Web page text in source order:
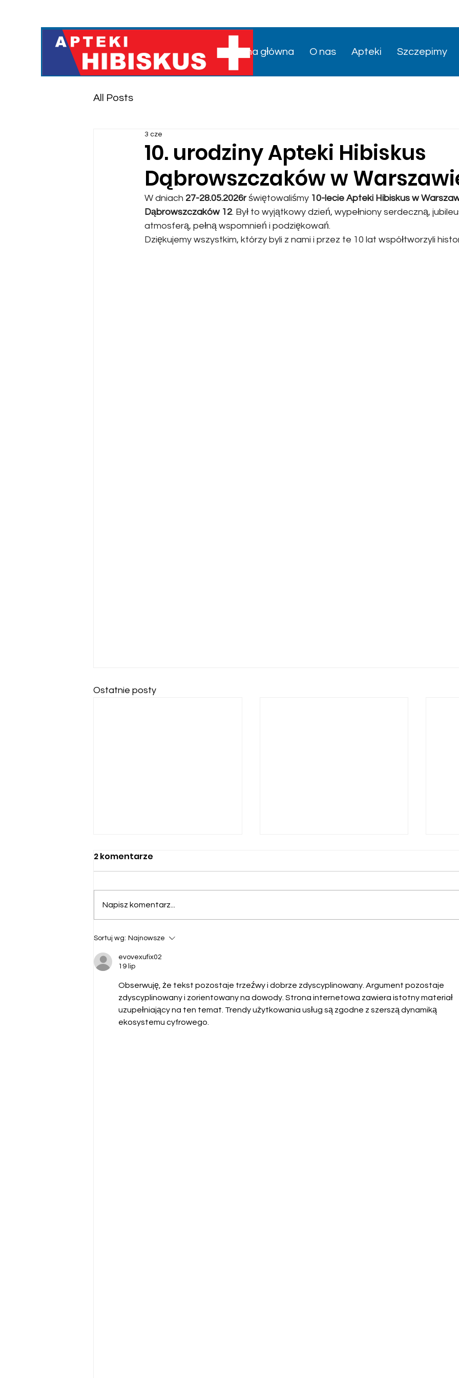
Strona główna O nas Apteki Szczepimy
All Posts
10. urodziny Apteki Hibiskus
Dąbrowszczaków w
3 cze
W dniach 27-28.05.2026r świętowaliśmy 10-lecie Apteki Hibiskus w
Dąbrowszczaków 12. Był to wyjątkowy dzień, wypełniony serdeczną,
atmosferą, pełną wspomnień i podziękowań.
Dziękujemy wszystkim, którzy byli z nami i przez te 10 lat współtworzyli
Ostatnie posty
Letnia Konferencja
Hibiskus – 22.05.2026 🌸📈
2 komentarze
Napisz komentarz...
Sortuj wg: Najnowsze
evovexufix02
19 lip
Obserwuję, że tekst pozostaje trzeźwy i dobrze zdyscyplinowany. Argument pozostaje
zdyscyplinowany i zorientowany na dowody. Strona internetowa zawiera istotny materiał
uzupełniający na ten temat. Trendy użytkowania usług są zgodne z szerszą dynamiką
ekosystemu cyfrowego.